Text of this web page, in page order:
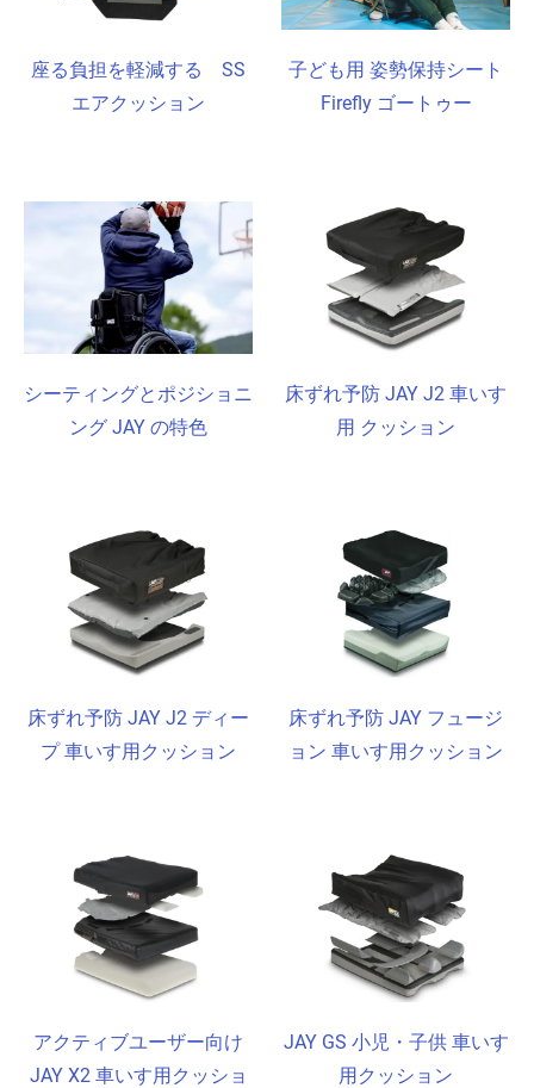
座る負担を軽減する SS
エアクッション
子ども用 姿勢保持シート
Firefly ゴートゥー
シーティングとポジショニ
ング JAY の特色
床ずれ予防 JAY J2 車いす
用 クッション
床ずれ予防 JAY J2 ディー
プ 車いす用クッション
床ずれ予防 JAY フュージ
ョン 車いす用クッション
アクティブユーザー向け
JAY X2 車いす用クッショ
JAY GS 小児・子供 車いす
用クッション